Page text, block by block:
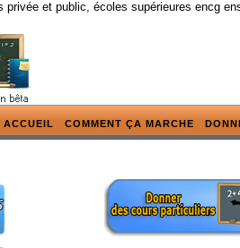
privée et public, écoles supérieures encg
ACCUEIL COMMENT ÇA MARCHE